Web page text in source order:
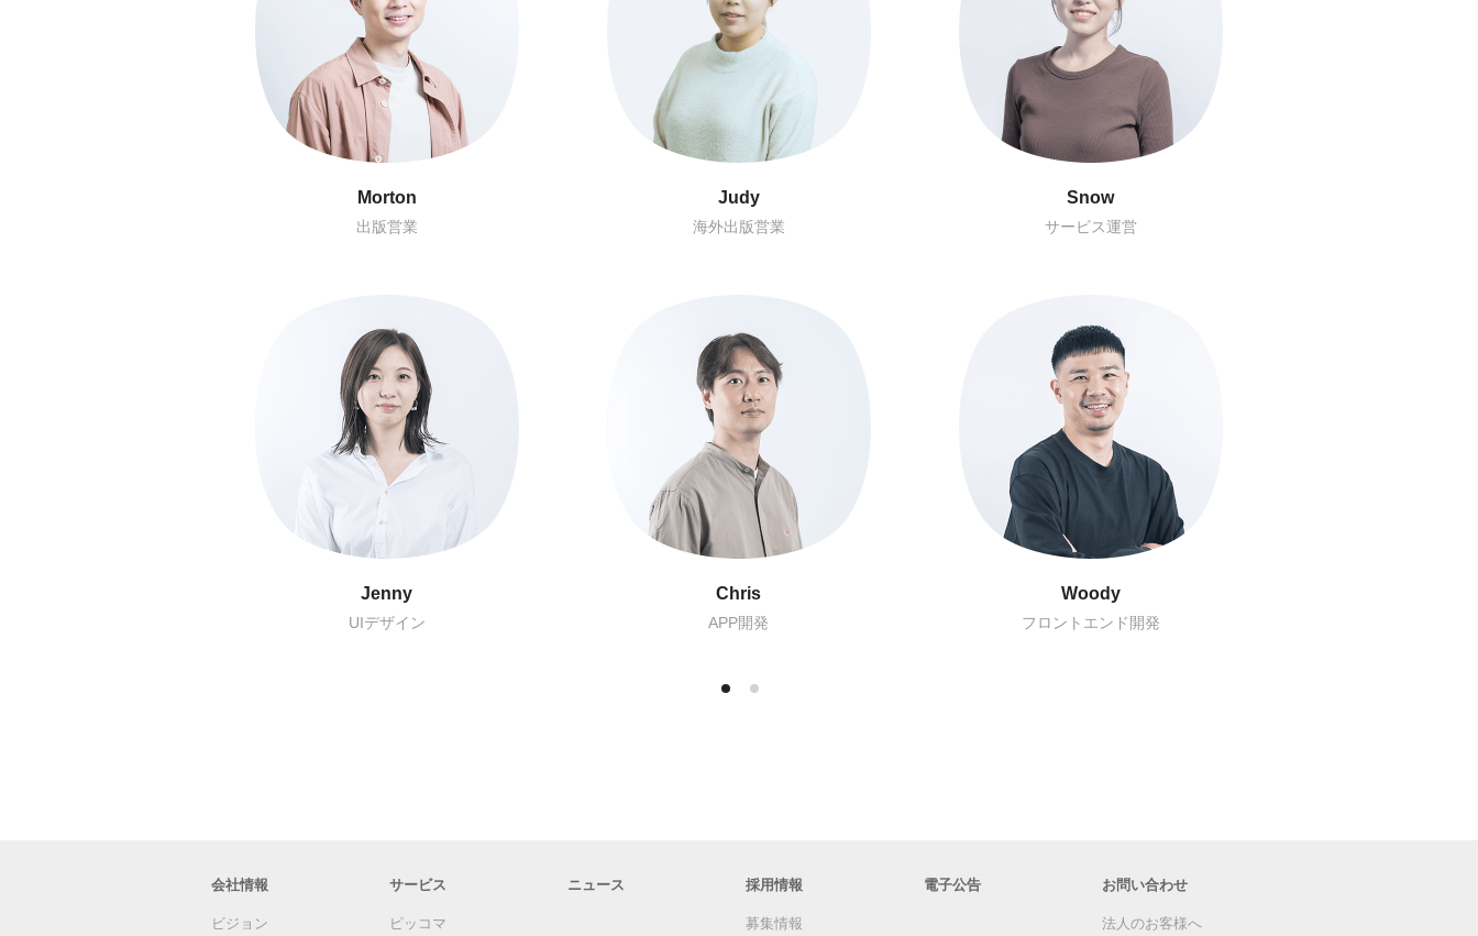
Snow
サービス運営
Woody
フロントエンド開発
Rick
マーケティング
Sunnie
ローカライズPM
Color
作品分析
Toby
財務経理
会社情報
ビジョン
ニュース 電子公告
サービス
ピッコマ
採用情報
募集情報
お問い合わせ
法人のお客様へ